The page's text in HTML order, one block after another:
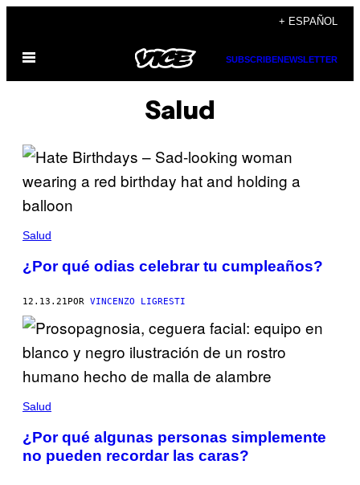
contenido
+ ESPAÑOL
Abrir
SUBSCRIBENEWSLETTER
Salud
Salud
¿Por qué odias celebrar tu cumpleaños?
12.13.21 POR VINCENZO LIGRESTI
Salud
¿Por qué algunas personas simplemente
no pueden recordar las caras?